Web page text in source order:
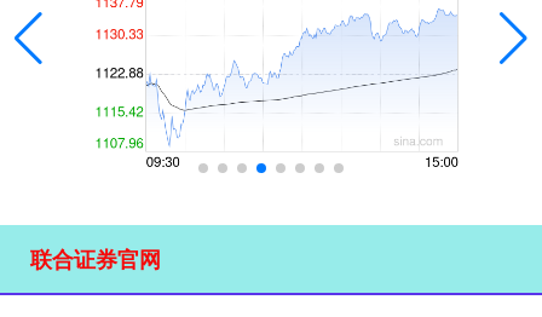
联合证券官网